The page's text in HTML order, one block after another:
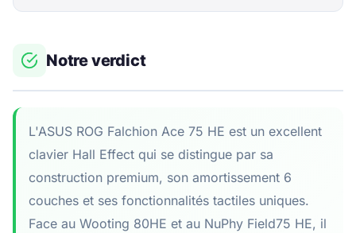
Notre verdict
L'ASUS ROG Falchion Ace 75 HE est un excellent
clavier Hall Effect qui se distingue par sa
construction premium, son amortissement 6
couches et ses fonctionnalités tactiles uniques.
Face au Wooting 80HE et au NuPhy Field75 HE, il